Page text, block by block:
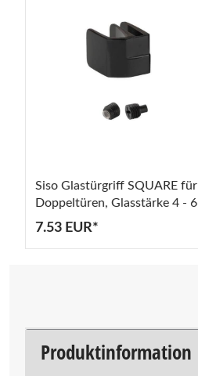
Siso Glastürgriff SQUARE für
Doppeltüren, Glasstärke 4 - 6
mm
7.53 EUR*
Produktinformation